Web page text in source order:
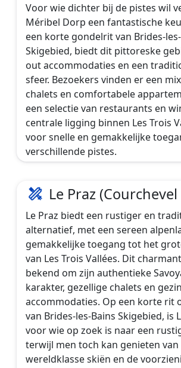
Voor wie dichter bij de pistes wil
Méribel Dorp een fantastische
een korte gondelrit van Brides-
Skigebied, biedt dit pittoreske
out accommodaties en een
sfeer. Bezoekers vinden er een
chalets en comfortabele
een selectie van restaurants en
centrale ligging binnen Les Trois
voor snelle en gemakkelijke
verschillende pistes.
Le Praz (Courchevel
Le Praz biedt een rustiger en
alternatief, met een sereen
gemakkelijke toegang tot het
van Les Trois Vallées. Dit
bekend om zijn authentieke
karakter, gezellige chalets en
accommodaties. Op een korte rit
van Brides-les-Bains Skigebied, is
voor wie op zoek is naar een
terwijl men toch kan genieten
wereldklasse skiën en de